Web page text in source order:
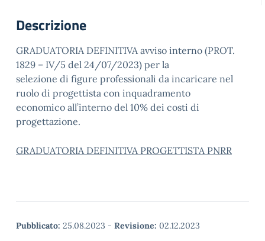
Descrizione
GRADUATORIA DEFINITIVA avviso interno (PROT.
1829 – IV/5 del 24/07/2023) per la
selezione di figure professionali da incaricare nel
ruolo di progettista con inquadramento
economico all’interno del 10% dei costi di
progettazione.
GRADUATORIA DEFINITIVA PROGETTISTA PNRR
Pubblicato: 25.08.2023 - Revisione: 02.12.2023